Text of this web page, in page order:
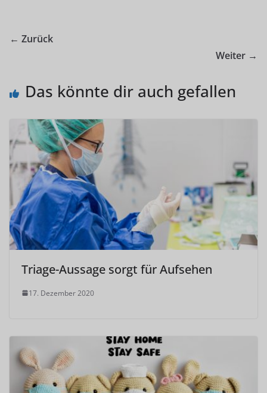
← Zurück
Weiter →
Das könnte dir auch gefallen
Triage-Aussage sorgt für Aufsehen
17. Dezember 2020